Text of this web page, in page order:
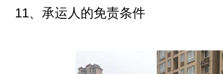
11、承运人的免责条件